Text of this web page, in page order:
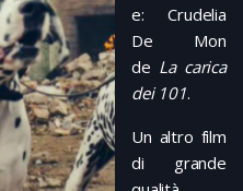
e: Crudelia
De Mon
de La carica
dei 101.
Un altro film
di grande